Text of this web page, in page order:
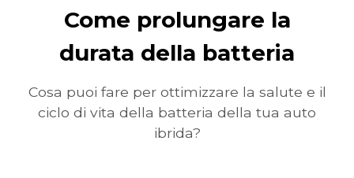
Come prolungare la
durata della batteria
Cosa puoi fare per ottimizzare la salute e il
ciclo di vita della batteria della tua auto
ibrida?